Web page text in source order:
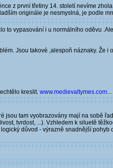
z první třetiny 14. století nevíme
originále je nesmyslná, je podle
to vypasování i u normálního oděvu
Jsou takové ,alespoň náznaky. Že i
kreslit. www.medievaltymes.com...
jsou tam vyobrazovány mají na sobě
tvrdost, ...). Vzhledem k siluetě
důvod - výrazně snadnější pohyb